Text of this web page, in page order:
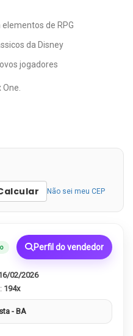
de RPG
da Disney
jogadores
Não sei meu CEP
Perfil do vendedor
02/2026
194x
- BA